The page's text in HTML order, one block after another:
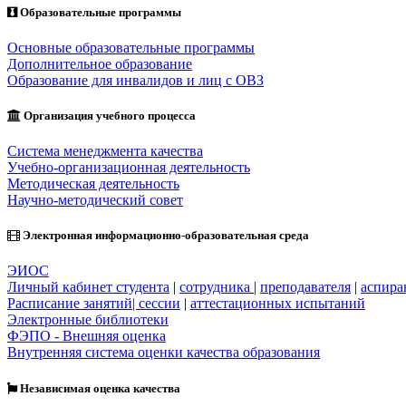
Образовательные программы
Основные образовательные программы
Дополнительное образование
Образование для инвалидов и лиц с ОВЗ
Организация учебного процесса
Система менеджмента качества
Учебно-организационная деятельность
Методическая деятельность
Научно-методический совет
Электронная информационно-образовательная среда
ЭИОС
Личный кабинет студента | сотрудника | преподавателя |
Расписание занятий| сессии | аттестационных испытаний
Электронные библиотеки
ФЭПО - Внешняя оценка
Внутренняя система оценки качества образования
Независимая оценка качества